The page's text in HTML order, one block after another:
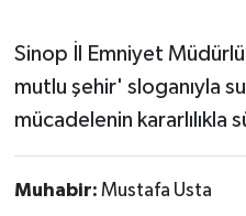
Sinop İl Emniyet
mutlu şehir' sloganıyla
mücadelenin
Muhabir: Mustafa Usta